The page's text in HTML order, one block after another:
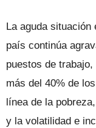
La aguda situación
país continúa
puestos de
más del 40% de
línea de la
y la volatilidad e